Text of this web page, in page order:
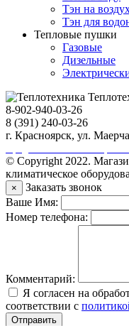
Тэн на
Тэн для
Тепловые пушки
Газовые
Дизельные
8-902-940-03-26
8 (391) 240-03-26
г. Красноярск, ул.
© Copyright 2022.
климатическое
×
Заказать звонок
Ваше Имя:
Номер телефона:
Комментарий:
Я согласен на
соответствии с
Отправить